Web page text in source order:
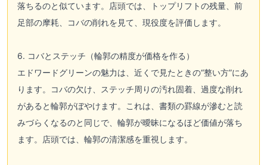
落ちるのと似ています。店頭では、トップリフトの残量、前
足部の摩耗、コバの削れを見て、現役度を評価します。
6. コバとステッチ（輪郭の精度が価格を作る）
エドワードグリーンの魅力は、近くで見たときの“整い方”にあ
ります。コバの欠け、ステッチ周りの汚れ固着、過度な削れ
があると輪郭がぼやけます。これは、書類の罫線が滲むと読
みづらくなるのと同じで、輪郭が曖昧になるほど価値が落ち
ます。店頭では、輪郭の清潔感を重視します。